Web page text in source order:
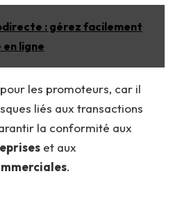
: gérez facilement
ligne
les promoteurs, car il
liés aux transactions
la conformité aux
et aux
.